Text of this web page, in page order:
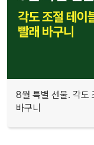
8월 특별 선물. 각도
바구니